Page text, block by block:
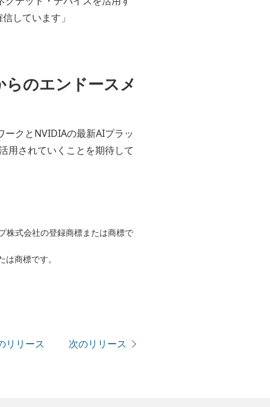
しています」
のエンドースメ
クとNVIDIAの最新AIプラッ
用されていくことを期待して
株式会社の登録商標または商標で
商標です。
リリース 次のリリース